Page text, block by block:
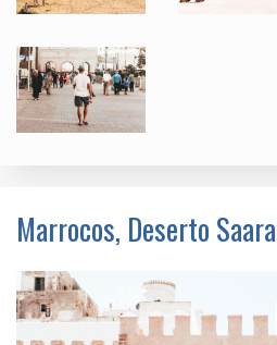
Marrocos, Deserto Saara